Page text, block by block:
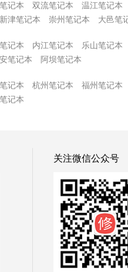
记本 双流笔记本 温江笔记本
新津笔记本 崇州笔记本 大邑笔
记本 内江笔记本 乐山笔记本
笔记本 阿坝笔记本
记本 杭州笔记本 福州笔记本
记本
关注微信公众号